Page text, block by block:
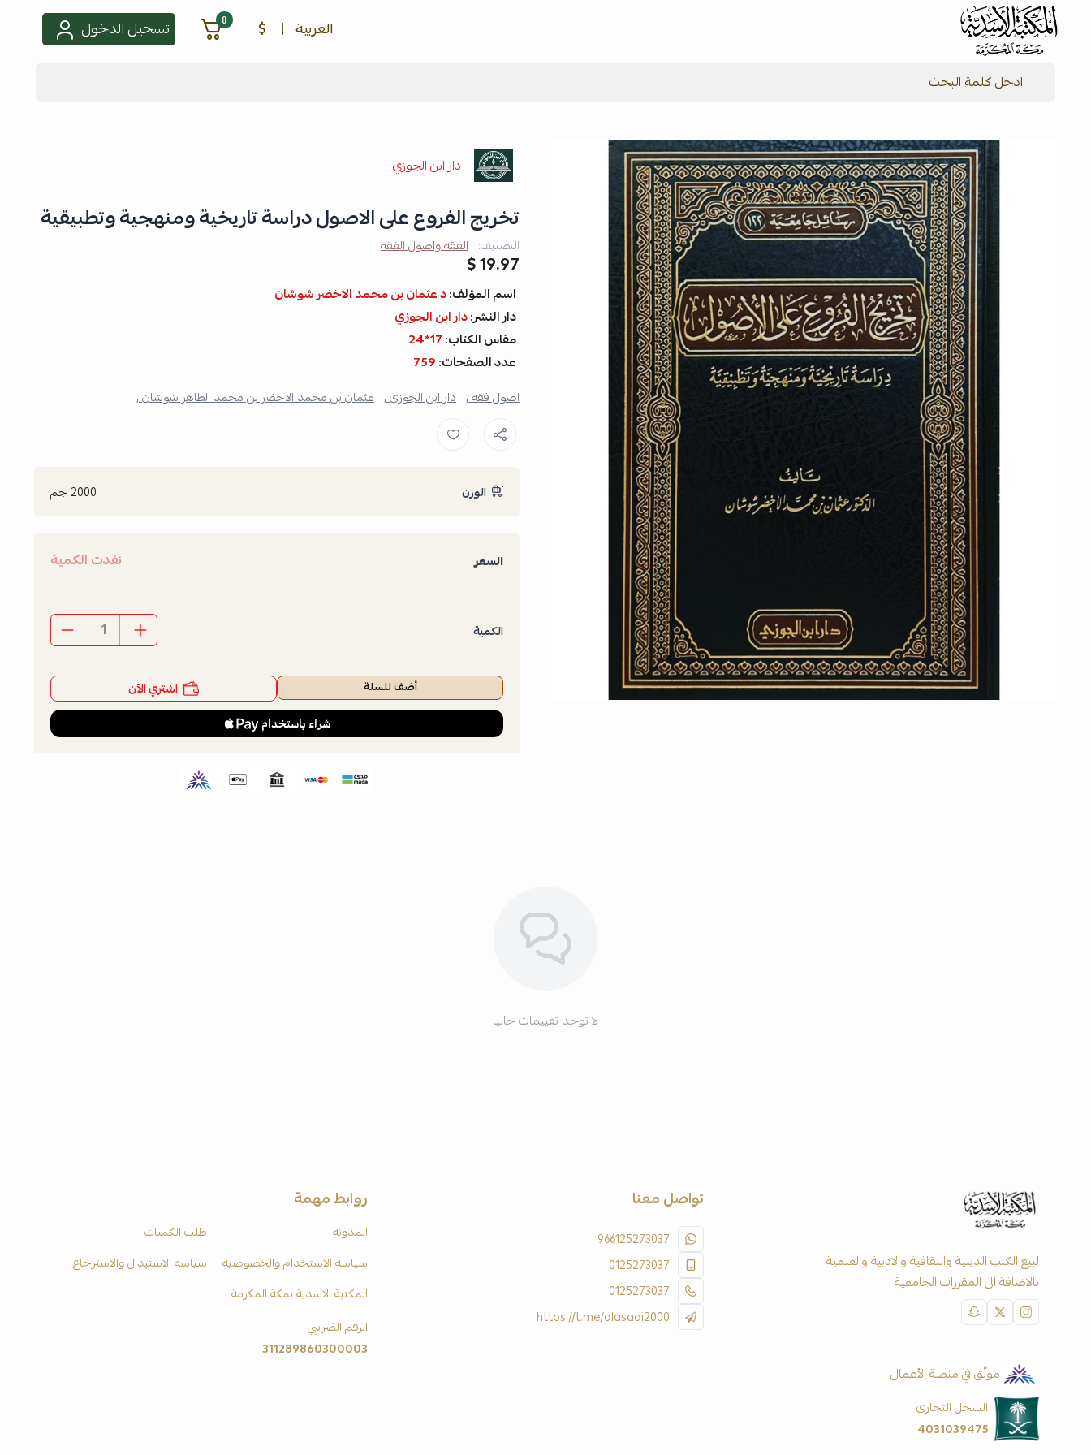
شركة المكتبة الأسدية للنشر والتوزيع العربية |
$
0 تسجيل الدخول
دار ابن الجوزي
تخريج الفروع على الاصول دراسة تاريخية ومنهجية وتطبيقية
التصنيف: الفقه واصول الفقه
19.97 $
اسم المؤلف:د عثمان بن محمد الاخضر شوشان
دار النشر:دار ابن الجوزي
مقاس الكتاب:17*24
عدد الصفحات:759
اصول فقه , دار ابن الجوزي , عثمان بن محمد الاخضر بن محمد الطاهر شوشان ,
الوزن 2000 جم
السعر نفدت الكمية
الكمية
أضف للسلة اشتري الآن
لا توجد تقييمات حاليا
لبيع الكتب الدينية والثقافية والادبية والعلمية
بالاضافة الى المقررات الجامعية
موثّق في منصة الأعمال
السجل التجاري
4031039475
تواصل معنا
966125273037
0125273037
0125273037
https://t.me/alasadi2000
روابط مهمة
المدونة
طلب الكميات
سياسة الاستخدام والخصوصية
سياسة الاستبدال والاسترجاع
المكتبة الاسدية بمكة المكرمة
الرقم الضريبي
311289860300003